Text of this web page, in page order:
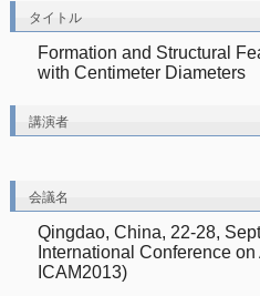
タイトル
Formation and Structural
with Centimeter
講演者
会議名
Qingdao, China, 22-28,
International Conference
ICAM2013)